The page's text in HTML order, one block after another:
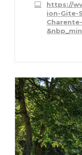
https://
ion-Gite-